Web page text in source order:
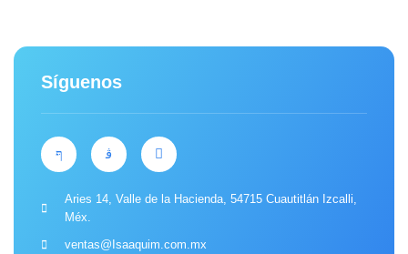
Síguenos
Aries 14, Valle de la Hacienda, 54715 Cuautitlán Izcalli,
Méx.
ventas@Isaaquim.com.mx